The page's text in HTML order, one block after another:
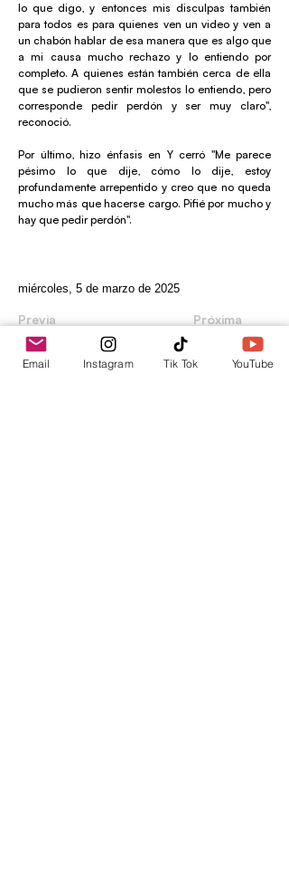
lo que digo, y entonces mis disculpas también
para todos es para quienes ven un video y ven a
un chabón hablar de esa manera que es algo que
a mi causa mucho rechazo y lo entiendo por
completo. A quienes están también cerca de ella
que se pudieron sentir molestos lo entiendo, pero
corresponde pedir perdón y ser muy claro",
reconoció.
Por último, hizo énfasis en Y cerró "Me parece
pésimo lo que dije, cómo lo dije, estoy
profundamente arrepentido y creo que no queda
mucho más que hacerse cargo. Pifié por mucho y
hay que pedir perdón".
miércoles, 5 de marzo de 2025
Previa Próxima
Email Instagram Tik Tok YouTube